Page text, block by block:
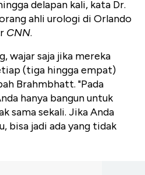
delapan kali, kata Dr.
ahli urologi di Orlando
CNN.
wajar saja jika mereka
(tiga hingga empat)
Brahmbhatt. "Pada
hanya bangun untuk
sama sekali. Jika Anda
bisa jadi ada yang tidak